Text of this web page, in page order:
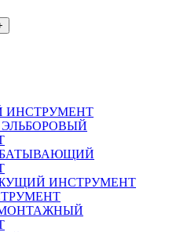
ИНСТРУМЕНТ
ИНСТРУМЕНТ